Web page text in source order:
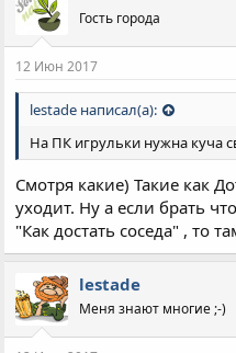
Гость города
12 Июн 2017
lestade написал(а):
На ПК игрульки нужна куча
Смотря какие) Такие как
уходит. Ну а если брать
"Как достать соседа" , то
lestade
Меня знают многие ;-)